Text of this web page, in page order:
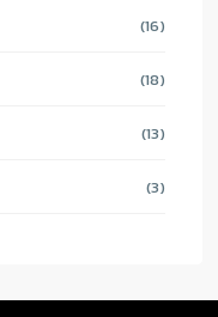
(16)
(18)
(13)
(3)